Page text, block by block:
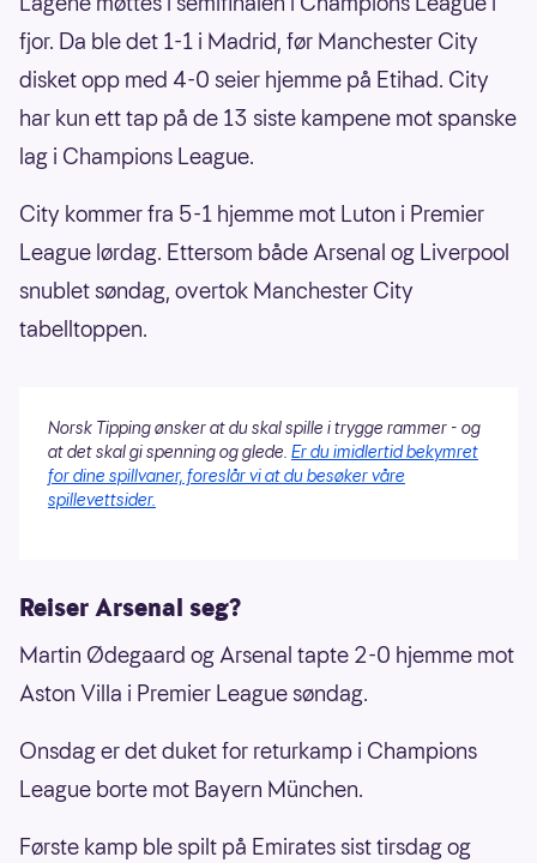
fjor. Da ble det 1-1 i Madrid, før Manchester City
disket opp med 4-0 seier hjemme på Etihad. City
har kun ett tap på de 13 siste kampene mot spanske
lag i Champions League.
City kommer fra 5-1 hjemme mot Luton i Premier
League lørdag. Ettersom både Arsenal og Liverpool
snublet søndag, overtok Manchester City
tabelltoppen.
Norsk Tipping ønsker at du skal spille i trygge rammer - og
at det skal gi spenning og glede. Er du imidlertid bekymret
for dine spillvaner, foreslår vi at du besøker våre
spillevettsider.
Reiser Arsenal seg?
Martin Ødegaard og Arsenal tapte 2-0 hjemme mot
Aston Villa i Premier League søndag.
Onsdag er det duket for returkamp i Champions
League borte mot Bayern München.
Første kamp ble spilt på Emirates sist tirsdag og